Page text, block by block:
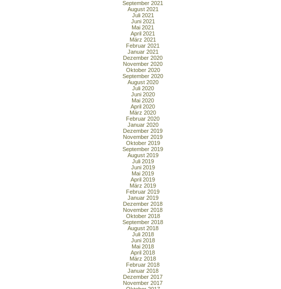
September 2021
August 2021
Juli 2021
Juni 2021
Mai 2021
April 2021
März 2021
Februar 2021
Januar 2021
Dezember 2020
November 2020
Oktober 2020
September 2020
August 2020
Juli 2020
Juni 2020
Mai 2020
April 2020
März 2020
Februar 2020
Januar 2020
Dezember 2019
November 2019
Oktober 2019
September 2019
August 2019
Juli 2019
Juni 2019
Mai 2019
April 2019
März 2019
Februar 2019
Januar 2019
Dezember 2018
November 2018
Oktober 2018
September 2018
August 2018
Juli 2018
Juni 2018
Mai 2018
April 2018
März 2018
Februar 2018
Januar 2018
Dezember 2017
November 2017